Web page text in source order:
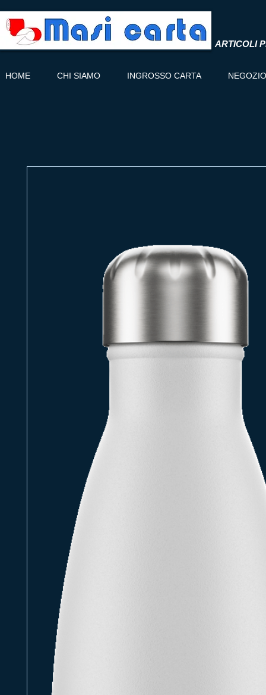
ARTICOLI
HOME CHI SIAMO INGROSSO CARTA NEGOZIO